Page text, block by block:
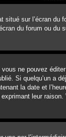
sur l’écran
du forum ou
ne pouvez
Si quelqu’un a
la date et
leur